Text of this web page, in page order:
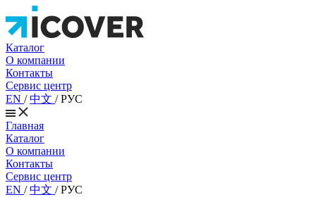
Каталог
О компании
Контакты
Сервис центр
EN /中文 /РУС
Главная
Каталог
О компании
Контакты
Сервис центр
EN /中文 /РУС